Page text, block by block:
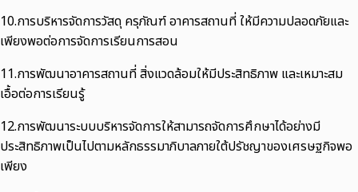
10.การบริหารจัดการวัสดุ ครุภัณฑ์ อาคารสถานที่ ให้มีความปลอดภัยและ
เพียงพอต่อการจัดการเรียนการสอน
11.การพัฒนาอาคารสถานที่ สิ่งแวดล้อมให้มีประสิทธิภาพ และเหมาะสม
เอื้อต่อการเรียนรู้
12.การพัฒนาระบบบริหารจัดการให้สามารถจัดการศึกษาได้อย่างมี
ประสิทธิภาพเป็นไปตามหลักธรรมาภิบาลภายใต้ปรัชญาของเศรษฐกิจพอ
เพียง